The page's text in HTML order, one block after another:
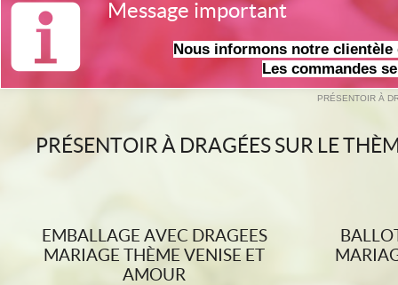
Message important
Nous informons notre clientèle
Les commandes
PRÉSENTOIR À
PRÉSENTOIR À DRAGÉES SUR LE
EMBALLAGE AVEC DRAGEES
MARIAGE THÈME VENISE ET
AMOUR